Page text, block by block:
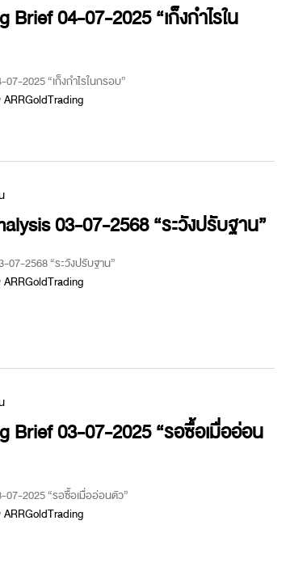
Brief 04-07-2025 “เก็งกำไรใน
2025 “เก็งกำไรในกรอบ”
ARRGoldTrading
03-07-2568 “ระวังปรับฐาน”
07-2568 “ระวังปรับฐาน”
ARRGoldTrading
Brief 03-07-2025 “รอซื้อเมื่ออ่อน
07-2025 “รอซื้อเมื่ออ่อนตัว”
ARRGoldTrading